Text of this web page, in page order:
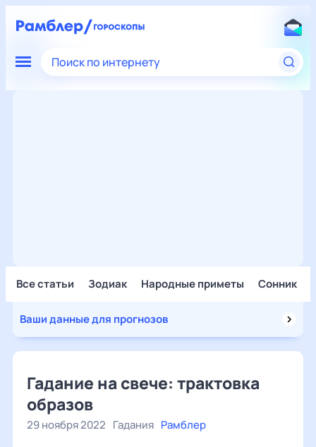
Поиск по интернету
Все статьи Зодиак Народные приметы Сонник
Ваши данные для прогнозов
Гадание на свече: трактовка
образов
29 ноября 2022 Гадания Рамблер